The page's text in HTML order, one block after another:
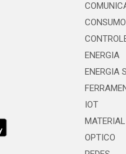
CONSUMO
ENERGIA
ENERGIA
IOT
OPTICO